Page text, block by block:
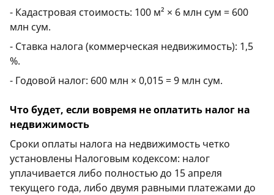
- Кадастровая стоимость: 100 м² × 6 млн сум = 600
млн сум.
- Ставка налога (коммерческая недвижимость): 1,5
%.
- Годовой налог: 600 млн × 0,015 = 9 млн сум.
Что будет, если вовремя не оплатить налог на
недвижимость
Сроки оплаты налога на недвижимость четко
установлены Налоговым кодексом: налог
уплачивается либо полностью до 15 апреля
текущего года, либо двумя равными платежами до